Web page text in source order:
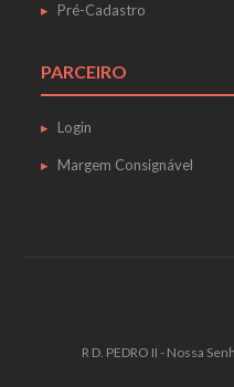
Pré-Cadastro
PARCEIRO
Login
Margem Consignável
R D. PEDRO II - Nossa